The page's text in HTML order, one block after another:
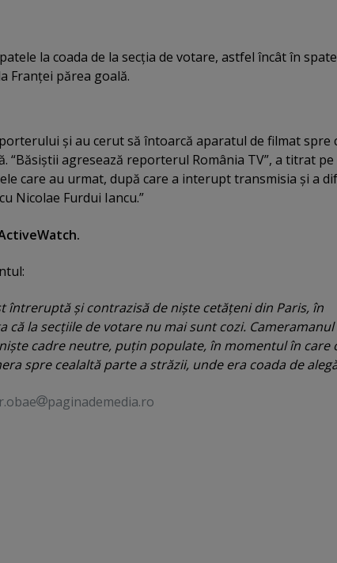
la coada de la secţia de votare, astfel încât în
Franţei părea goală.
şi au cerut să întoarcă aparatul de filmat spre
“Băsiştii agresează reporterul România TV”, a titrat pe
care au urmat, după care a interupt transmisia şi a
Nicolae Furdui Iancu.”
întreruptă şi contrazisă de nişte cetăţeni din Paris, în
că la secţiile de votare nu mai sunt cozi. Cameramanul
cadre neutre, puţin populate, în momentul în care
spre cealaltă parte a străzii, unde era coada de
paginademedia.ro